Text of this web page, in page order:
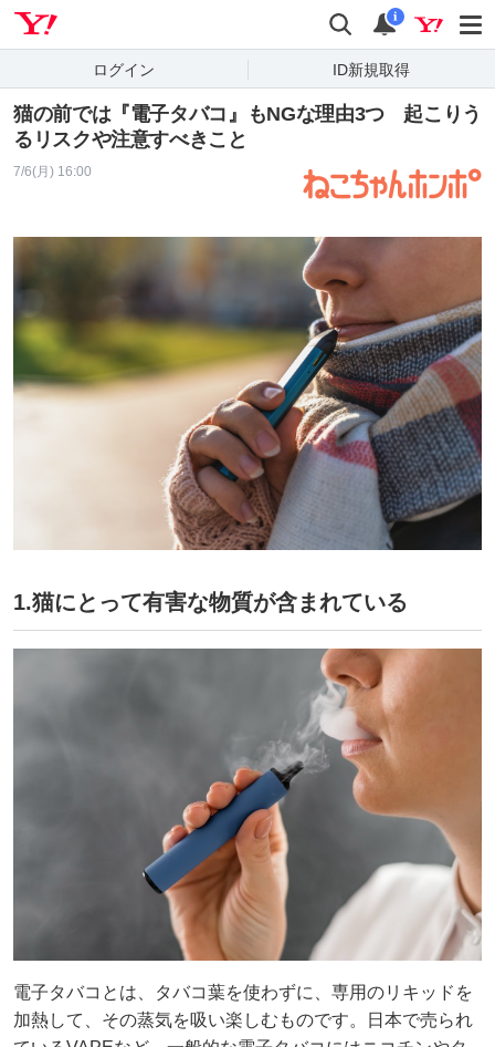
検索 通知
i
ログイン ID新規取得
猫の前では『電子タバコ』もNGな理由3つ 起こりう
るリスクや注意すべきこと
7/6(月) 16:00
︎1.猫にとって有害な物質が含まれている
電子タバコとは、タバコ葉を使わずに、専用のリキッドを
加熱して、その蒸気を吸い楽しむものです。日本で売られ